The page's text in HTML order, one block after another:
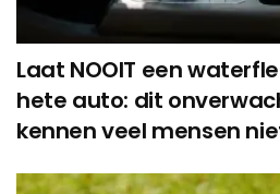
Laat NOOIT een
hete auto: dit
kennen veel mensen